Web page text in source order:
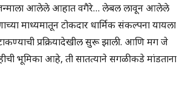
जन्माला आलेले आहात वगैरे… लेबल लावून आलेले
माध्यमातून टोकदार धार्मिक संकल्पना यायला
प्रक्रियादेखील सुरू झाली. आणि मग जे
भूमिका आहे, ती सातत्याने सगळीकडे मांडताना